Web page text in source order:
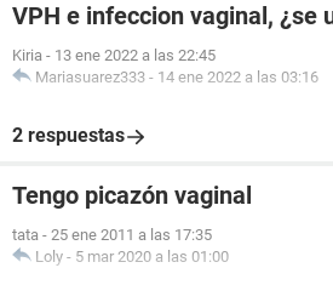
VPH e infeccion vaginal, ¿se
Kiria - 13 ene 2022 a las 22:45
Mariasuarez333 - 14 ene 2022 a las 03:16
2 respuestas
Tengo picazón vaginal
tata - 25 ene 2011 a las 17:35
Loly - 5 mar 2020 a las 01:00